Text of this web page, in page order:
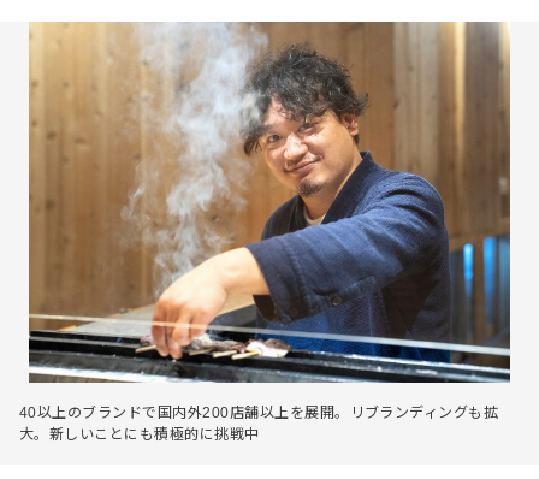
40以上のブランドで国内外200店舗以上を展開。リブランディングも拡
大。新しいことにも積極的に挑戦中